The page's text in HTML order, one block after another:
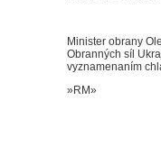
Minister obrany
Obranných síl
vyznamenaním
»RM»